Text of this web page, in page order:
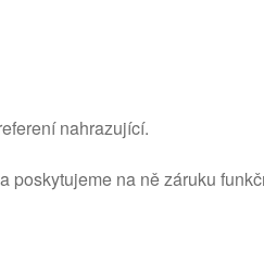
nahrazující.
poskytujeme na ně záruku